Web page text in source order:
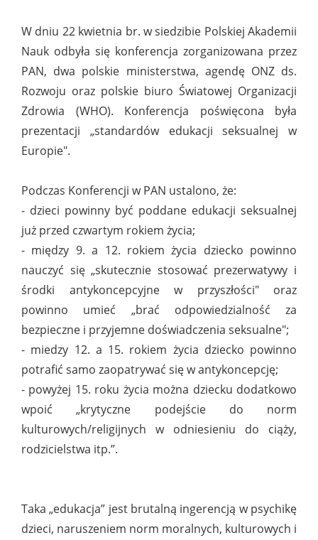
W dniu 22 kwietnia br. w siedzibie Polskiej Akademii
Nauk odbyła się konferencja zorganizowana przez
PAN, dwa polskie ministerstwa, agendę ONZ ds.
Rozwoju oraz polskie biuro Światowej Organizacji
Zdrowia (WHO). Konferencja poświęcona była
prezentacji „standardów edukacji seksualnej w
Europie".
Podczas Konferencji w PAN ustalono, że:
- dzieci powinny być poddane edukacji seksualnej
już przed czwartym rokiem życia;
- między 9. a 12. rokiem życia dziecko powinno
nauczyć się „skutecznie stosować prezerwatywy i
środki antykoncepcyjne w przyszłości" oraz
powinno umieć „brać odpowiedzialność za
bezpieczne i przyjemne doświadczenia seksualne";
- miedzy 12. a 15. rokiem życia dziecko powinno
potrafić samo zaopatrywać się w antykoncepcję;
- powyżej 15. roku życia można dziecku dodatkowo
wpoić „krytyczne podejście do norm
kulturowych/religijnych w odniesieniu do ciąży,
rodzicielstwa itp.”.
Taka „edukacja” jest brutalną ingerencją w psychikę
dzieci, naruszeniem norm moralnych, kulturowych i